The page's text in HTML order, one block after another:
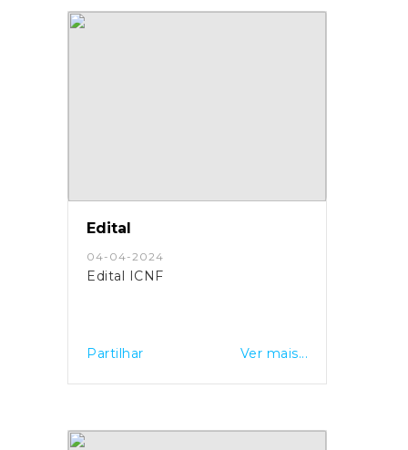
Edital
04-04-2024
Edital ICNF
Partilhar Ver mais...